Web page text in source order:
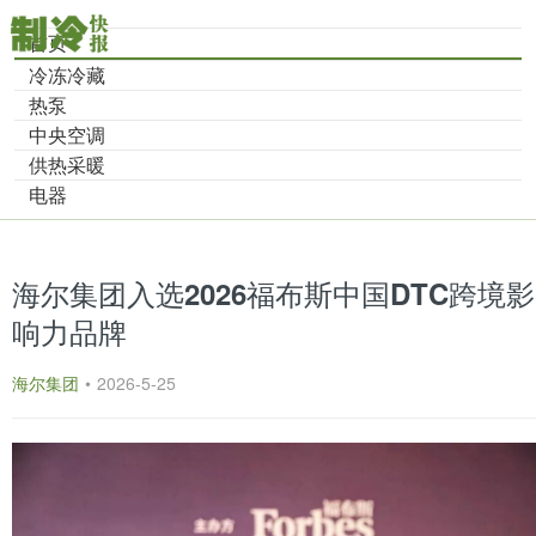
首页
冷冻冷藏
热泵
中央空调
供热采暖
电器
海尔集团入选2026福布斯中国DTC跨境影
响力品牌
海尔集团 • 2026-5-25